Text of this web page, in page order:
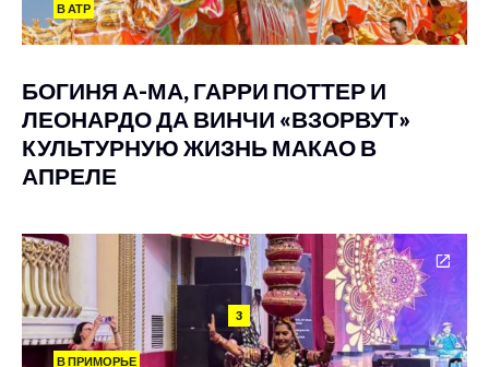
В АТР
БОГИНЯ А-МА, ГАРРИ ПОТТЕР И
ЛЕОНАРДО ДА ВИНЧИ «ВЗОРВУТ»
КУЛЬТУРНУЮ ЖИЗНЬ МАКАО В
АПРЕЛЕ
3
В ПРИМОРЬЕ